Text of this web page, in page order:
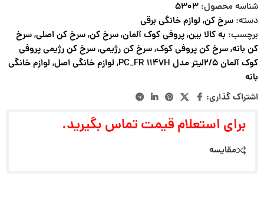
شناسه محصول: ۵۳۰۳
دسته: سرخ کن, لوازم خانگی برقی
برچسب: به کالا بین,پروفی کوک آلمان,سرخ کن,سرخ کن اصلی,سرخ
کن بانه,سرخ کن پروفی کوک,سرخ کن رژیمی,سرخ کن رژیمی پروفی
کوک آلمان 2/5لیتر مدل PC_FR 1147H
, لوازم خانگی اصل, لوازم خانگی
بانه
اشتراک گذاری:
برای استعلام قیمت تماس بگیرید.
مقایسه